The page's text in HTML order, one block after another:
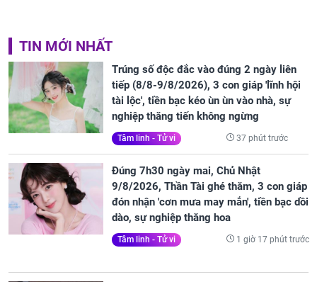
TIN MỚI NHẤT
Trúng số độc đắc vào đúng 2 ngày liên
tiếp (8/8-9/8/2026), 3 con giáp 'lĩnh hội
tài lộc', tiền bạc kéo ùn ùn vào nhà, sự
nghiệp thăng tiến không ngừng
Tâm linh - Tử vi 37 phút trước
Đúng 7h30 ngày mai, Chủ Nhật
9/8/2026, Thần Tài ghé thăm, 3 con giáp
đón nhận 'cơn mưa may mắn', tiền bạc dồi
dào, sự nghiệp thăng hoa
Tâm linh - Tử vi 1 giờ 17 phút trước